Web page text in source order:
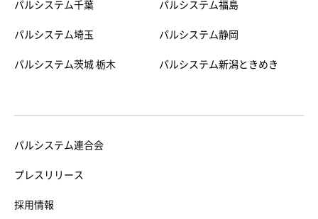
パルシステム千葉
パルシステム埼玉
パルシステム茨城 栃木
パルシステム福島
パルシステム静岡
パルシステム新潟ときめき
パルシステム連合会
プレスリリース
採用情報